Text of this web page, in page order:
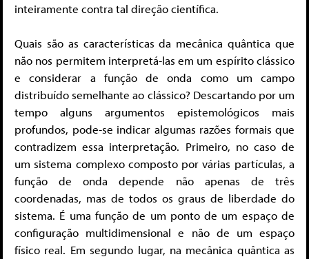
inteiramente contra tal direção científica.
Quais são as características da mecânica quântica que
não nos permitem interpretá-las em um espírito clássico
e considerar a função de onda como um campo
distribuído semelhante ao clássico? Descartando por um
tempo alguns argumentos epistemológicos mais
profundos, pode-se indicar algumas razões formais que
contradizem essa interpretação. Primeiro, no caso de
um sistema complexo composto por várias partículas, a
função de onda depende não apenas de três
coordenadas, mas de todos os graus de liberdade do
sistema. É uma função de um ponto de um espaço de
configuração multidimensional e não de um espaço
físico real. Em segundo lugar, na mecânica quântica as